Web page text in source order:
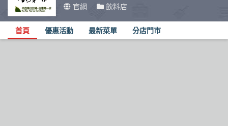
官網 飲料店
首頁 優惠活動 最新菜單 分店門市
首頁
優惠活動